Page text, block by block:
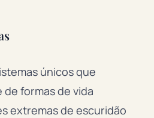
únicos que
de formas de vida
extremas de escuridão